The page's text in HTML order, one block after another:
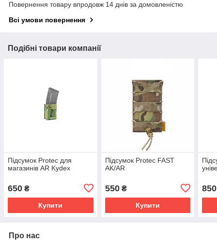
Повернення товару впродовж 14 днів за домовленістю
Всі умови повернення
Подібні товари компанії
Підсумок Protec для
магазинів AR Kydex
650 ₴
Купити
Підсумок Protec FAST
AK/AR
550₴
Купити
850
Про нас